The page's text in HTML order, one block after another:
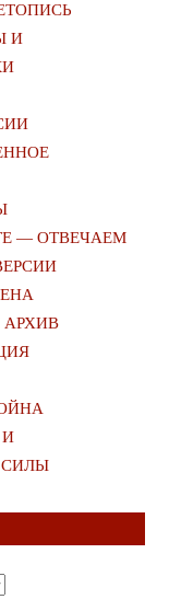
И
— ОТВЕЧАЕМ